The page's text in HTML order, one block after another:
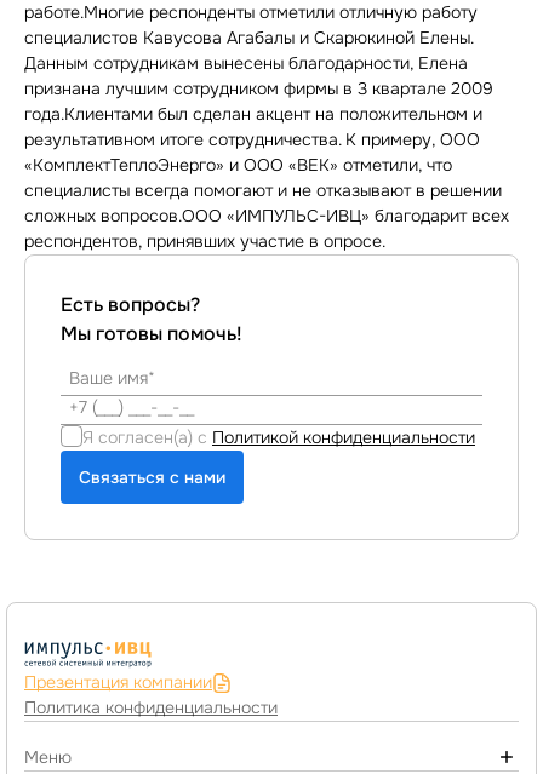
работе.Многие респонденты отметили отличную работу
специалистов Кавусова Агабалы и Скарюкиной Елены.
Данным сотрудникам вынесены благодарности, Елена
признана лучшим сотрудником фирмы в 3 квартале 2009
года.Клиентами был сделан акцент на положительном и
результативном итоге сотрудничества. К примеру, ООО
«КомплектТеплоЭнерго» и ООО «ВЕК» отметили, что
специалисты всегда помогают и не отказывают в решении
сложных вопросов.ООО «ИМПУЛЬС-ИВЦ» благодарит всех
респондентов, принявших участие в опросе.
Есть вопросы?
Мы готовы помочь!
Я согласен(а) с Политикой конфиденциальности
Связаться с нами
Презентация компании
Политика конфиденциальности
Меню